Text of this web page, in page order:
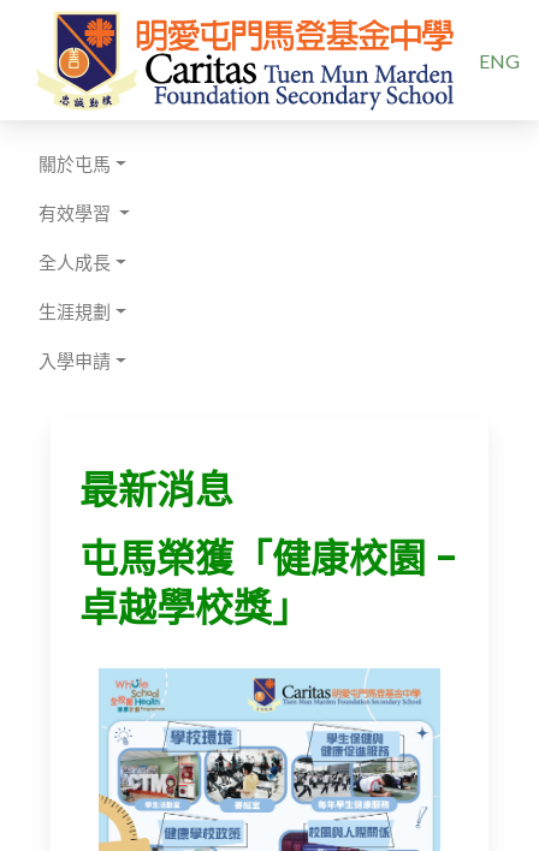
ENG
關於屯馬
有效學習
全人成長
生涯規劃
入學申請
最新消息
屯馬榮獲「健康校園 -
卓越學校獎」